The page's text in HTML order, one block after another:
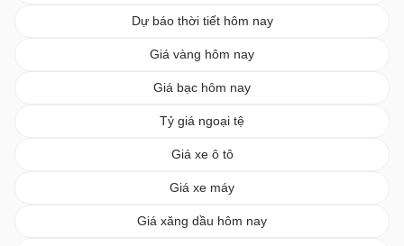
Dự báo thời tiết hôm nay
Giá vàng hôm nay
Giá bạc hôm nay
Tỷ giá ngoại tệ
Giá xe ô tô
Giá xe máy
Giá xăng dầu hôm nay